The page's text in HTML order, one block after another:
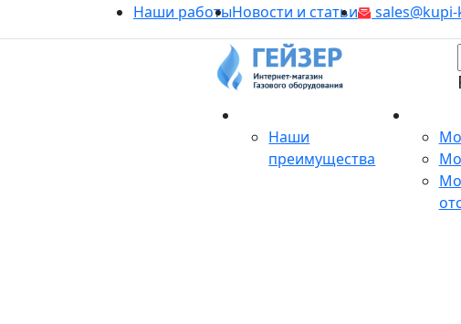
Наши работыНовости и статьи
Наши
преимущества